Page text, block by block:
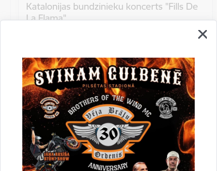
Katalonijas bundzinieku koncerts "Fills De
La Flama"
Koncerts
Datums
12. novembris, 2022
Laiks
10.00
Atrašanās vieta
Druvienas Latviskās dzīvesziņas centrs